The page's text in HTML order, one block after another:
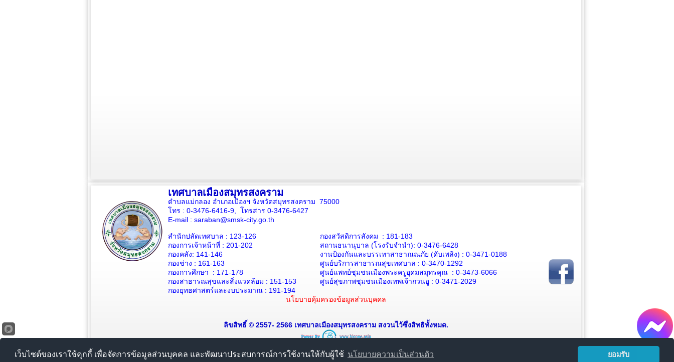
เทศบาลเมืองสมุทรสงคราม
ตำบลแม่กลอง อำเภอเมืองฯ จังหวัดสมุทรสงคราม 75000
โทร : 0-3476-6416-9, โทรสาร 0-3476-6427
E-mail : saraban@smsk-city.go.th
สำนักปลัดเทศบาล : 123-126
กองการเจ้าหน้าที่ : 201-202
กองคลัง: 141-146
กองช่าง : 161-163
กองการศึกษา : 171-178
กองสาธารณสุขและสิ่งแวดล้อม : 151-153
กองยุทธศาสตร์และงบประมาณ : 191-194
กองสวัสดิการสังคม : 181-183
สถานธนานุบาล (โรงรับจำนำ): 0-3476-6428
งานป้องกันและบรรเทาสาธาณณภัย (ดับเพลิง) : 0-3471-0188
ศูนย์บริการสาธารณสุขเทศบาล : 0-3470-1292
ศูนย์แพทย์ชุมชนเมืองพระครูอุดมสมุทรคุณ : 0-3473-6066
ศูนย์สุขภาพชุมชนเมืองเทพเจ้ากวนอู : 0-3471-2029
นโยบายคุ้มครองข้อมูลส่วนบุคคล
ลิขสิทธิ์ © 2557- 2566 เทศบาลเมืองสมุทรสงคราม สงวนไว้ซึ่งสิทธิทั้งหมด.
เว็บไซต์ของเราใช้คุกกี้ เพื่อจัดการข้อมูลส่วนบุคคล และพัฒนาประสบการณ์การใช้งานให้กับผู้ใช้ นโยบายความเป็นส่วนตัว ยอมรับ